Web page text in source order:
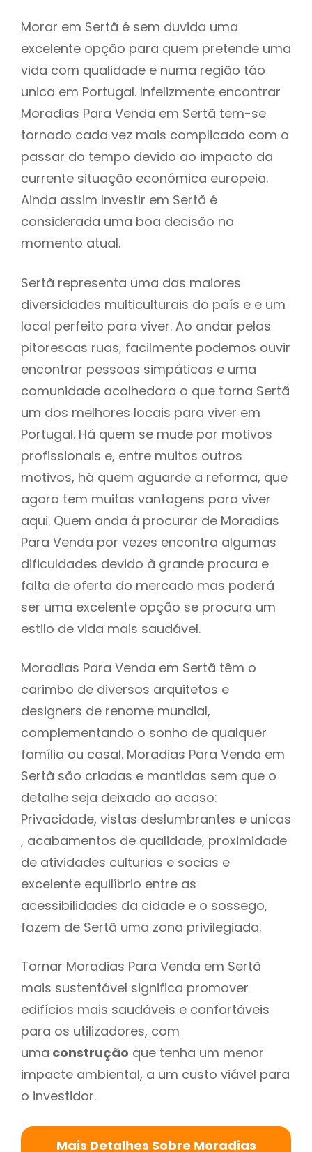
Morar em Sertã é sem duvida uma
excelente opção para quem pretende uma
vida com qualidade e numa região táo
unica em Portugal. Infelizmente encontrar
Moradias Para Venda em Sertã tem-se
tornado cada vez mais complicado com o
passar do tempo devido ao impacto da
currente situação económica europeia.
Ainda assim Investir em Sertã é
considerada uma boa decisão no
momento atual.
Sertã representa uma das maiores
diversidades multiculturais do país e e um
local perfeito para viver. Ao andar pelas
pitorescas ruas, facilmente podemos ouvir
encontrar pessoas simpáticas e uma
comunidade acolhedora o que torna Sertã
um dos melhores locais para viver em
Portugal. Há quem se mude por motivos
profissionais e, entre muitos outros
motivos, há quem aguarde a reforma, que
agora tem muitas vantagens para viver
aqui. Quem anda à procurar de Moradias
Para Venda por vezes encontra algumas
dificuldades devido à grande procura e
falta de oferta do mercado mas poderá
ser uma excelente opção se procura um
estilo de vida mais saudável.
Moradias Para Venda em Sertã têm o
carimbo de diversos arquitetos e
designers de renome mundial,
complementando o sonho de qualquer
família ou casal. Moradias Para Venda em
Sertã são criadas e mantidas sem que o
detalhe seja deixado ao acaso:
Privacidade, vistas deslumbrantes e unicas
, acabamentos de qualidade, proximidade
de atividades culturias e socias e
excelente equilíbrio entre as
acessibilidades da cidade e o sossego,
fazem de Sertã uma zona privilegiada.
Tornar Moradias Para Venda em Sertã
mais sustentável significa promover
edifícios mais saudáveis e confortáveis
para os utilizadores, com
uma construção que tenha um menor
impacte ambiental, a um custo viável para
o investidor.
Mais Detalhes Sobre Moradias